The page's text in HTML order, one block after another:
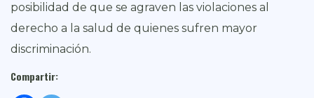
posibilidad de que se agraven las violaciones al
derecho a la salud de quienes sufren mayor
discriminación.
Compartir: